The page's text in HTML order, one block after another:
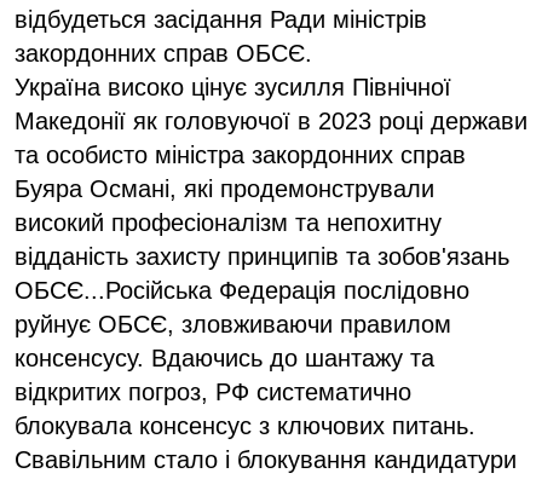
відбудеться засідання Ради міністрів
закордонних справ ОБСЄ.
Україна високо цінує зусилля Північної
Македонії як головуючої в 2023 році держави
та особисто міністра закордонних справ
Буяра Османі, які продемонстрували
високий професіоналізм та непохитну
відданість захисту принципів та зобов'язань
ОБСЄ...Російська Федерація послідовно
руйнує ОБСЄ, зловживаючи правилом
консенсусу. Вдаючись до шантажу та
відкритих погроз, РФ систематично
блокувала консенсус з ключових питань.
Свавільним стало і блокування кандидатури